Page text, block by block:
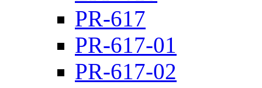
PR-617
PR-617-01
PR-617-02